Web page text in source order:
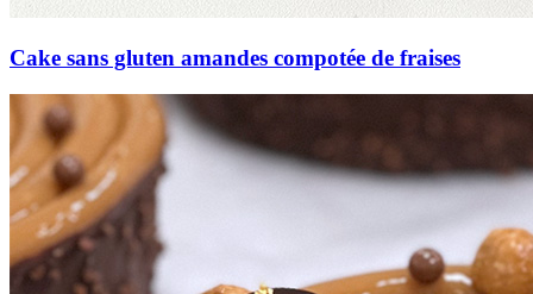
Cake sans gluten amandes compotée de fraises